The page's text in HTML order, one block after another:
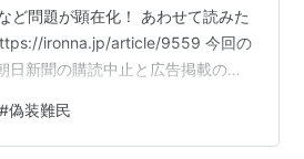
ど問題が顕在化！ あわせて読みた
ironna.jp/article/9559 今回の
日新聞の購読中止と広告掲載の禁
にあまりにも増えすぎた「反日思
のことです。日本人になりきっ
#偽装難民